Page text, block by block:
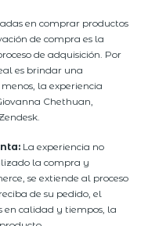
en comprar productos
de compra es la
de adquisición. Por
es brindar una
la experiencia
Chethuan,
La experiencia no
la compra y
se extiende al proceso
de su pedido, el
en calidad y tiempos, la